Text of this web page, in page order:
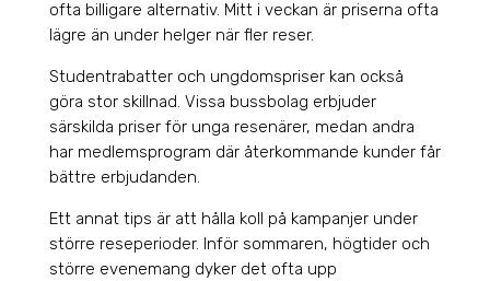
ofta billigare alternativ. Mitt i veckan är priserna ofta
lägre än under helger när fler reser.
Studentrabatter och ungdomspriser kan också
göra stor skillnad. Vissa bussbolag erbjuder
särskilda priser för unga resenärer, medan andra
har medlemsprogram där återkommande kunder får
bättre erbjudanden.
Ett annat tips är att hålla koll på kampanjer under
större reseperioder. Inför sommaren, högtider och
större evenemang dyker det ofta upp